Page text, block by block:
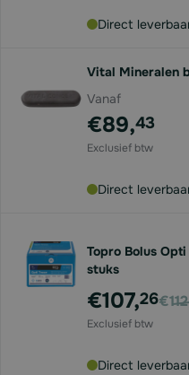
Direct
Vital Mineralen
Vanaf
€89,43
Direct
Topro Bolus
stuks
Voor
€107,26
Direct